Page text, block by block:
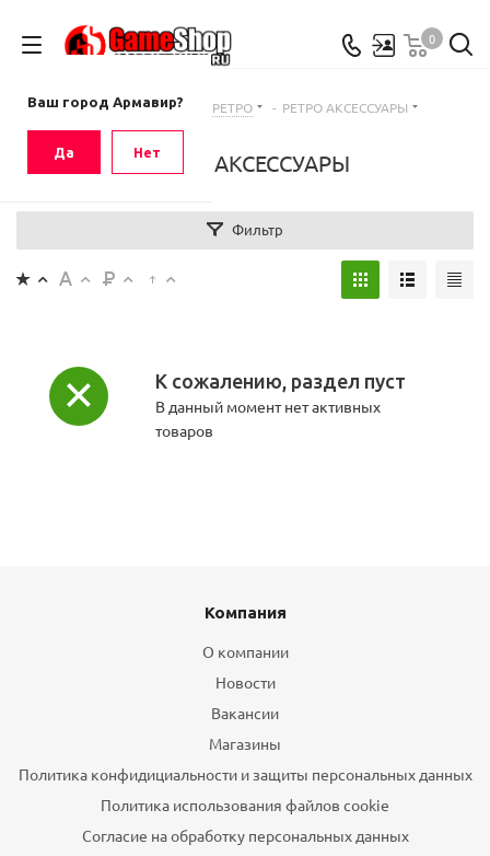
Ваш город Армавир?
Да Нет
0
Главная - Каталог РЕТРО - РЕТРО АКСЕССУАРЫ
РЕТРО АКСЕССУАРЫ
Фильтр
К сожалению, раздел пуст
В данный момент нет активных
товаров
Компания
О компании
Новости
Вакансии
Магазины
Политика конфидициальности и защиты персональных данных
Политика использования файлов cookie
Согласие на обработку персональных данных